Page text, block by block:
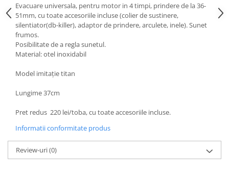
Camasi dama
Geci dama
Incaltaminte dama
Manusi dama
Pantaloni dama
TRANSPORT & DEPOZITARE
Genti & Bagaje
Borsete
Geanta furca
Geanta ghidon
Evacuare universala, pentru motor in 4 timpi, prindere de la 36-
51mm, cu toate accesoriile incluse (colier de sustinere,
silentiator(db-killer), adaptor de prindere, arculete, inele). Sunet
frumos.
Posibilitate de a regla sunetul.
Material: otel inoxidabil
Model imitație titan
Lungime 37cm
Pret redus 220 lei/toba, cu toate accesoriile incluse.
Informatii conformitate produs
Review-uri(0)